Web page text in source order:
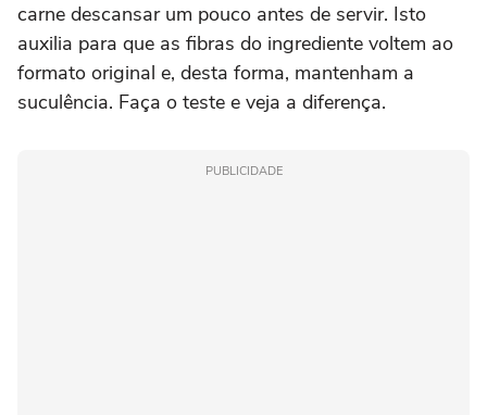
carne descansar um pouco antes de servir. Isto
auxilia para que as fibras do ingrediente voltem ao
formato original e, desta forma, mantenham a
suculência. Faça o teste e veja a diferença.
PUBLICIDADE